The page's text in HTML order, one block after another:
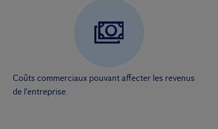
Coûts commerciaux pouvant affecter les revenus
de l'entreprise.